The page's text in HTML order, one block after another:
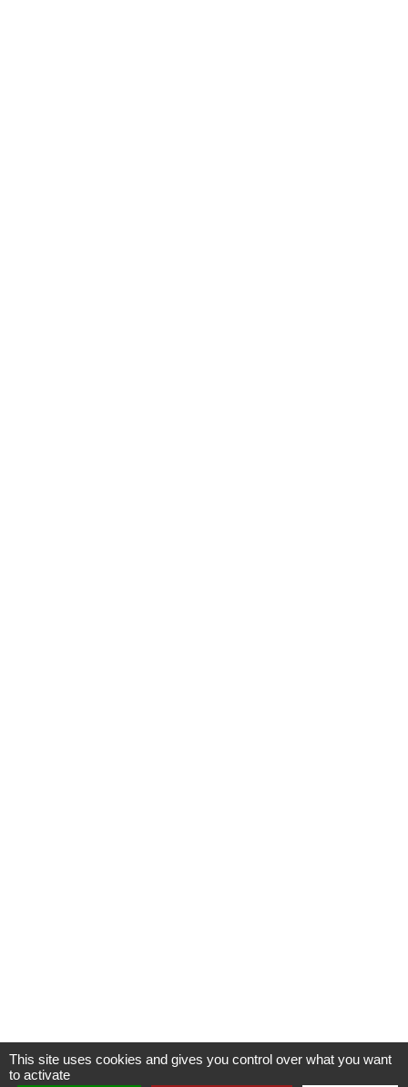
This site uses cookies and gives you control over what you want
to activate